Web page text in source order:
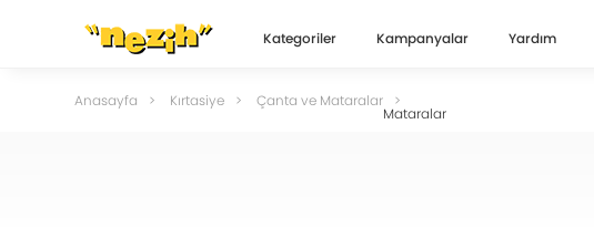
Kategoriler Kampanyalar Yardım
Anasayfa Kırtasiye Çanta ve Mataralar
Mataralar